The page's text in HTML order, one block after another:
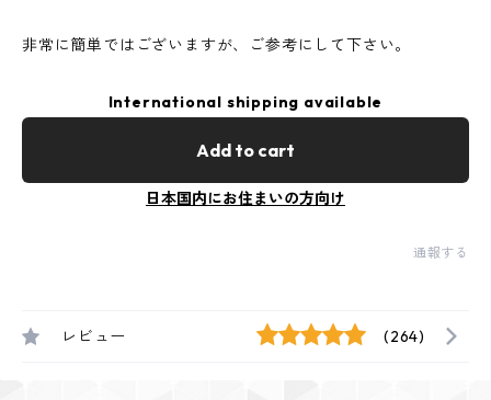
非常に簡単ではございますが、ご参考にして下さい。
International shipping available
Add to cart
日本国内にお住まいの方向け
通報する
レビュー (264)